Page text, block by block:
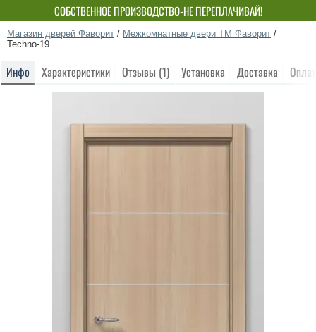
СОБСТВЕННОЕ ПРОИЗВОДСТВО-НЕ ПЕРЕПЛАЧИВАЙ!
Магазин дверей Фаворит / Межкомнатные двери ТМ Фаворит /
Techno-19
Инфо Характеристики Отзывы (1) Установка Доставка